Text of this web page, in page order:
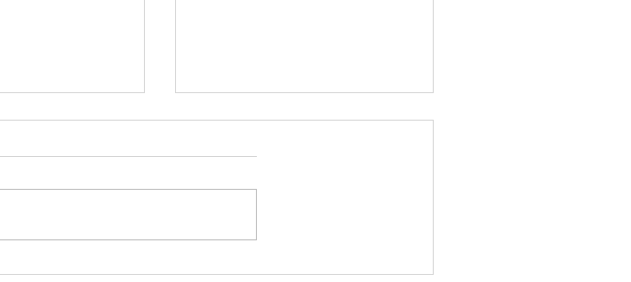
收到 Anthem 關於牙科或視力